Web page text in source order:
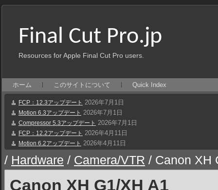
Final Cut Pro.jp
Resources for Apple Final Cut Pro users.
ホーム このサイトについて Quick Index
FCP：12.3アップデート 2026年7月1日
Motion 6.3アップデート 2026年7月1日
Compressor 5.3アップデート 2026年7月1日
FCP：12.2アップデート 2026年4月11日
Motion 6.2アップデート 2026年4月11日
/ Hardware / Camera/VTR / Canon XH
Canon XH G1/XH A1